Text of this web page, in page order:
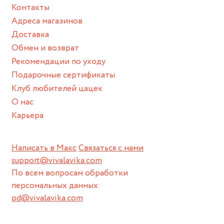
Написать в МаксСвязаться с нами
support@vivalavika.com
По всем вопросам обработки
персональных данных:
pd@vivalavika.com
Контакты
Адреса магазинов
Доставка
Обмен и возврат
Рекомендации по уходу
Подарочные сертификаты
Клуб любителей цацек
О нас
Карьера